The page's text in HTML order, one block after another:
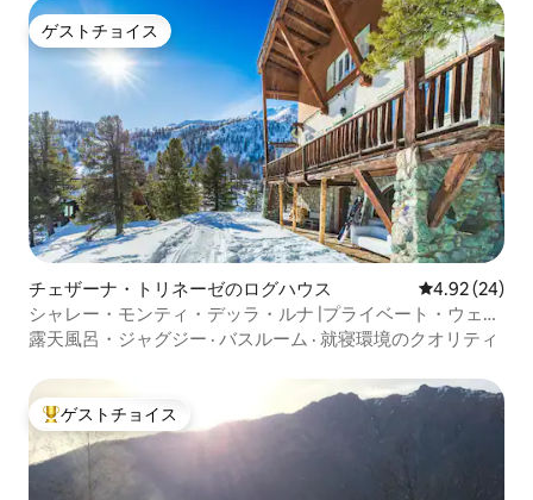
ゲストチョイス
ゲストチョイス
チェザーナ・トリネーゼのログハウス レビュー24
4.92 (24)
シャレー・モンティ・デッラ・ルナ |プライベート・ウェル
ネス・リトリート*
露天風呂・ジャグジー · バスルーム · 就寝環境のクオリティ
大好評のゲストチョイスです。
ゲストチョイス